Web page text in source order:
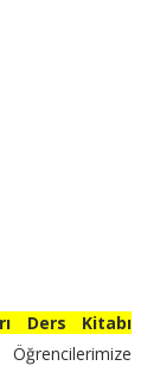
Ders Kitabı